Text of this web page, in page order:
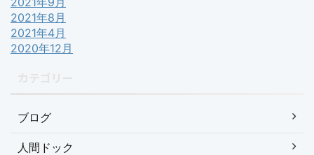
2021年8月
2021年4月
2020年12月
ブログ
人間ドック